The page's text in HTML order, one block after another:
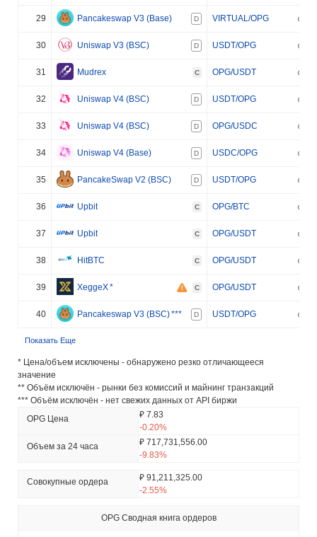
29 Pancakeswap V3 (Base) D VIRTUAL/OPG
30 Uniswap V3 (BSC) D USDT/OPG
31 Mudrex C OPG/USDT
32 Uniswap V4 (BSC) D USDT/OPG
33 Uniswap V4 (BSC) D OPG/USDC
34 Uniswap V4 (Base) D USDC/OPG
35 PancakeSwap V2 (BSC) D USDT/OPG
36 Upbit C OPG/BTC
37 Upbit C OPG/USDT
38 HitBTC C OPG/USDT
39 XeggeX* C OPG/USDT
40 Pancakeswap V3 (BSC)*** D USDT/OPG
Показать Еще
* Цена/объем исключены - обнаружено резко отличающееся
значение
** Объём исключён - рынки без комиссий и майнинг транзакций
*** Объём исключён - нет свежих данных от API биржи
OPG Цена
₽ 7.83
-0.20%
Объем за 24 часа
₽ 717,731,556.00
-9.83%
Совокупные ордера
₽ 91,211,325.00
-2.55%
OPG Сводная книга ордеров